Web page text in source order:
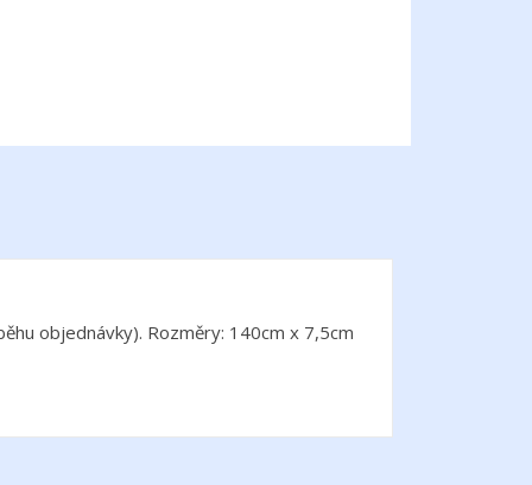
objednávky). Rozměry: 140cm x 7,5cm